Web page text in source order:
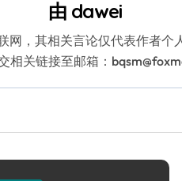
由 dawei
网，其相关言论仅代表作者个
相关链接至邮箱：